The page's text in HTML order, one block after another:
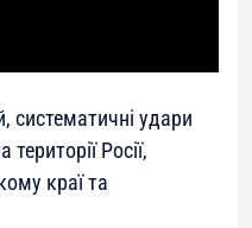
систематичні удари
Росії,
краї та